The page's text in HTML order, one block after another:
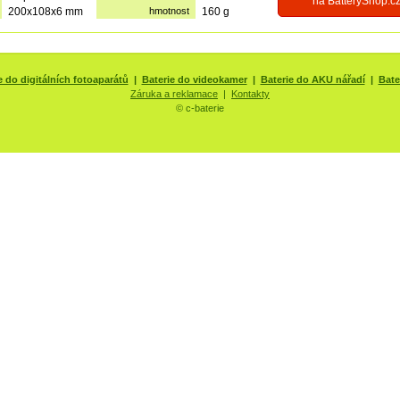
200x108x6 mm hmotnost 160 g
do digitálních fotoaparátů | Baterie do videokamer| Baterie do AKU nářadí|
Záruka a reklamace | Kontakty
© c-baterie